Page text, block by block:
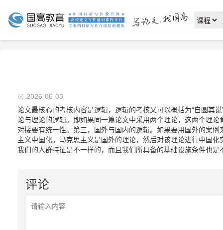
2026-06-03
论文最核心的考核内容是逻辑，逻辑的考核又可以概括为“自圆其
论与理论的逻辑。即如果同一篇论文中采用两个理论，这两个理
对接要有统一性。第三，国外与国内的逻辑。如果要用国外的案
主义中国化。马克思主义是国外的理论，然后对该理论进行中国
我们的人群特征是不一样的，而且我们所具备的基础设施条件也
评论